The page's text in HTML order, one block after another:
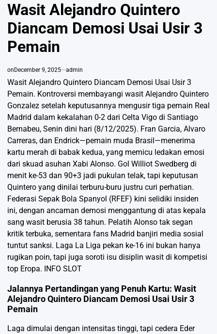
Wasit Alejandro Quintero
Diancam Demosi Usai Usir 3
Pemain
on December 9, 2025 admin
Wasit Alejandro Quintero Diancam Demosi Usai Usir 3
Pemain. Kontroversi membayangi wasit Alejandro Quintero
Gonzalez setelah keputusannya mengusir tiga pemain Real
Madrid dalam kekalahan 0-2 dari Celta Vigo di Santiago
Bernabeu, Senin dini hari (8/12/2025). Fran Garcia, Alvaro
Carreras, dan Endrick—pemain muda Brasil—menerima
kartu merah di babak kedua, yang memicu ledakan emosi
dari skuad asuhan Xabi Alonso. Gol Williot Swedberg di
menit ke-53 dan 90+3 jadi pukulan telak, tapi keputusan
Quintero yang dinilai terburu-buru justru curi perhatian.
Federasi Sepak Bola Spanyol (RFEF) kini selidiki insiden
ini, dengan ancaman demosi menggantung di atas kepala
sang wasit berusia 38 tahun. Pelatih Alonso tak segan
kritik terbuka, sementara fans Madrid banjiri media sosial
tuntut sanksi. Laga La Liga pekan ke-16 ini bukan hanya
rugikan poin, tapi juga soroti isu disiplin wasit di kompetisi
top Eropa. INFO SLOT
Jalannya Pertandingan yang Penuh Kartu: Wasit
Alejandro Quintero Diancam Demosi Usai Usir 3
Pemain
Laga dimulai dengan intensitas tinggi, tapi cedera Eder